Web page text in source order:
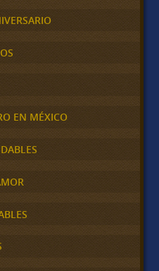
EN MÉXICO